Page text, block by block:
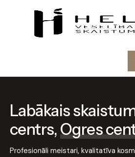
PAR MUMS
CENAS
DĀVANU KARTE
KONTAKTI
Labākais
centrs,Ogres
Profesionāli meistari, kvalitatīva